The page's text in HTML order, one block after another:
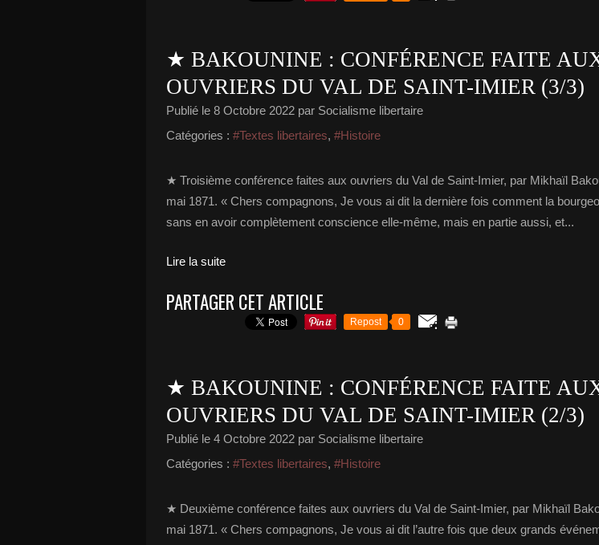
★ BAKOUNINE : CONFÉRENCE FAITE
OUVRIERS DU VAL DE SAINT-IMIER (3/3)
Publié le 8 Octobre 2022 par Socialisme libertaire
Catégories : #Textes libertaires, #Histoire
★ Troisième conférence faites aux ouvriers du Val de Saint-Imier, par Mikhaïl
mai 1871. « Chers compagnons, Je vous ai dit la dernière fois comment la
sans en avoir complètement conscience elle-même, mais en partie aussi, et...
Lire la suite
PARTAGER CET ARTICLE
Repost 0
★ BAKOUNINE : CONFÉRENCE FAITE
OUVRIERS DU VAL DE SAINT-IMIER (2/3)
Publié le 4 Octobre 2022 par Socialisme libertaire
Catégories : #Textes libertaires, #Histoire
★ Deuxième conférence faites aux ouvriers du Val de Saint-Imier, par Mikhaïl
mai 1871. « Chers compagnons, Je vous ai dit l’autre fois que deux grands